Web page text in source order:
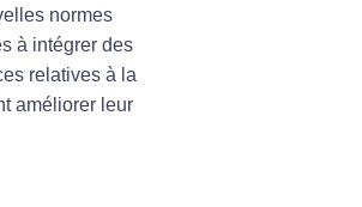
normes
à intégrer des
relatives à la
améliorer leur